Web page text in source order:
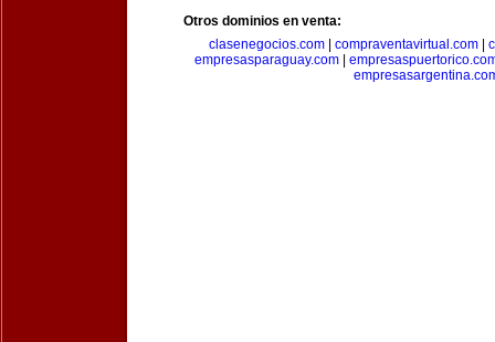
Otros dominios en venta:
clasenegocios.com| compraventavirtual.com|
empresasparaguay.com|